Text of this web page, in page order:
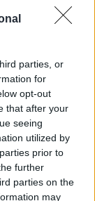
parties, or
for
opt-out
that after your
seeing
utilized by
prior to
further
parties on the
may
Instagram